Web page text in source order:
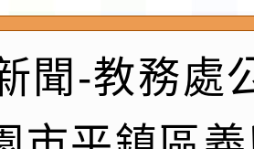
動實施計畫」
人中華民國畫廊
TAIPEI臺北
「藝術教育日」
學年度第1學
考代課鐘點教
度兒童課後照顧
聞-教務處